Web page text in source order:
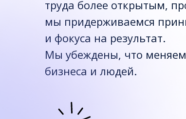
труда более открытым,
мы придерживаемся
и фокуса на результат.
Мы убеждены, что
бизнеса и людей.